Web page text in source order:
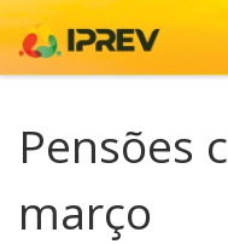
Skip to content
Pensões
março